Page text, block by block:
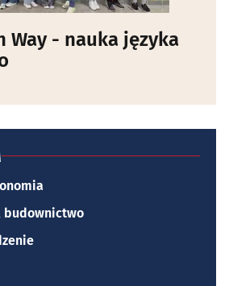
Way - nauka języka
budownictwo